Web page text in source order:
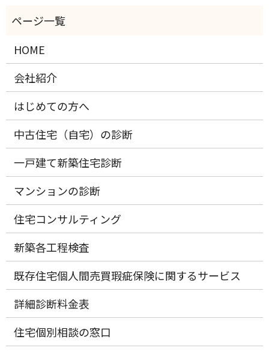
HOME
会社紹介
はじめての方へ
中古住宅（自宅）の診断
一戸建て新築住宅診断
マンションの診断
住宅コンサルティング
新築各工程検査
既存住宅個人間売買瑕疵保険に関するサービス
詳細診断料金表
住宅個別相談の窓口